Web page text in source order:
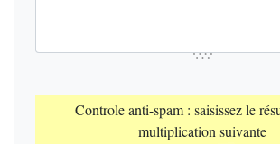
Controle anti-spam : saisissez le
multiplication suivante